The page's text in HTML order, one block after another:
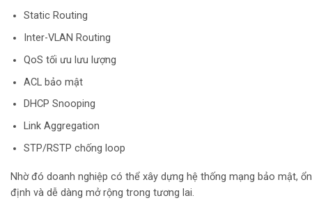
Static Routing
Inter-VLAN Routing
QoS tối ưu lưu lượng
ACL bảo mật
DHCP Snooping
Link Aggregation
STP/RSTP chống loop
Nhờ đó doanh nghiệp có thể xây dựng hệ thống mạng bảo mật, ổn
định và dễ dàng mở rộng trong tương lai.